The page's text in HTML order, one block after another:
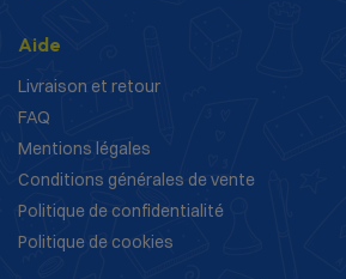
Aide
Livraison et retour
FAQ
Mentions légales
Conditions générales de vente
Politique de confidentialité
Politique de cookies